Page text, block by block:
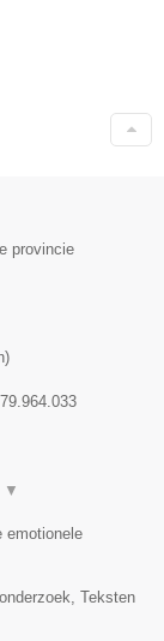
provincie
)
▼
emotionele
Teksten